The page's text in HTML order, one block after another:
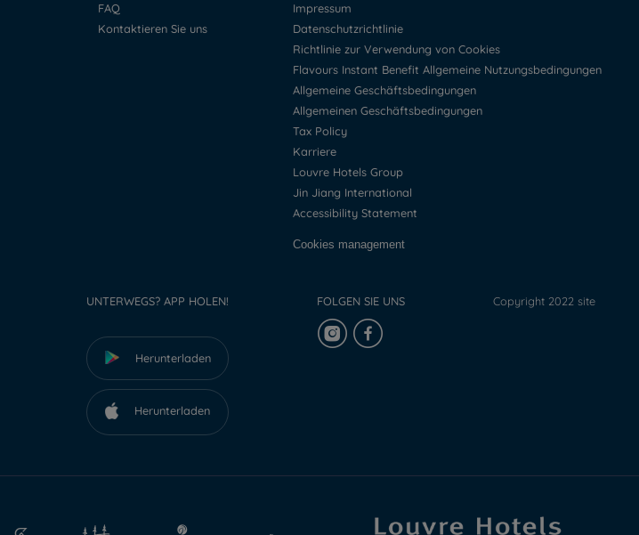
FAQ
Kontaktieren Sie uns
Impressum
Datenschutzrichtlinie
Richtlinie zur Verwendung von Cookies
Flavours Instant Benefit Allgemeine Nutzungsbedingungen
Allgemeine Geschäftsbedingungen
Allgemeinen Geschäftsbedingungen
Tax Policy
Karriere
Louvre Hotels Group
Jin Jiang International
Accessibility Statement
Cookies management
UNTERWEGS? APP HOLEN!
Herunterladen
Herunterladen
FOLGEN SIE UNS Copyright 2022 site